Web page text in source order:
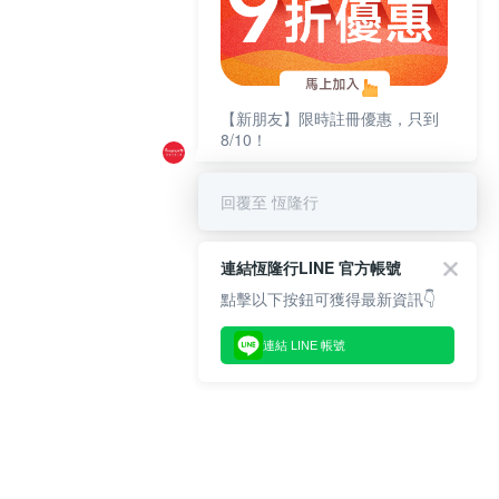
【新朋友】限時註冊優惠，只到
8/10！
回覆至 恆隆行
連結恆隆行LINE 官方帳號
點擊以下按鈕可獲得最新資訊👇
連結 LINE 帳號